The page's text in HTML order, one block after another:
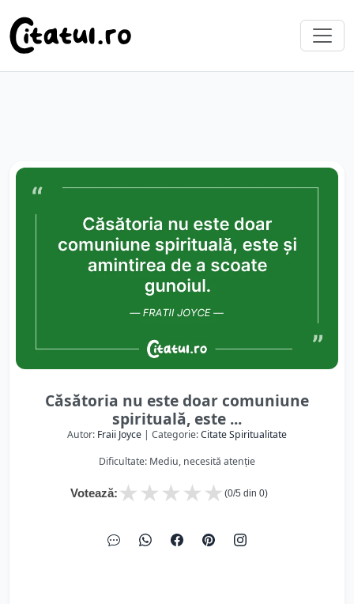
Căsătoria nu este doar comuniune
spirituală, este ...
Autor: Fraii Joyce | Categorie:Citate Spiritualitate
Dificultate: Mediu, necesită atenție
Votează: ★
★
★
★
★ (0/5 din 0)